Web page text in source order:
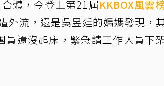
合體，今登上第21屆KKBOX風雲
外流，還是吳昱廷的媽媽發現，
還沒起床，緊急請工作人員下